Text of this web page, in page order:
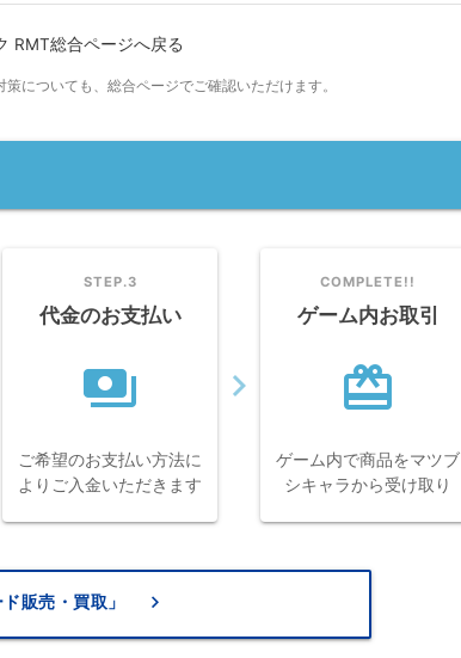
RMT総合ページへ戻る
についても、総合ページでご確認いただけます。
STEP.3
代金のお支払い
payments
ご希望のお支払い方法に
よりご入金いただきます
navigate_next
COMPLETE!!
ゲーム内お取引
card_giftcard
ゲーム内で商品をマツブ
シキャラから受け取り
販売・買取」 keyboard_arrow_right